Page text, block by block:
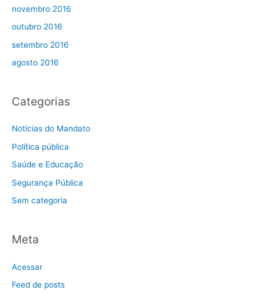
novembro 2016
outubro 2016
setembro 2016
agosto 2016
Categorias
Notícias do Mandato
Política pública
Saúde e Educação
Segurança Pública
Sem categoria
Meta
Acessar
Feed de posts